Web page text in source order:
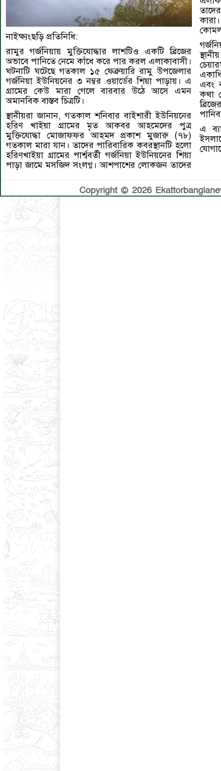
নাইক্ষ্যংছড়ি প্রতিনিধি:
রামুর গর্জনিয়ায় মুক্তিযোদ্ধার লাশটিও একটি ব্রিজের
অভাবে পানিতে নেমে কাঁধে করে পার করল এলাকাবাসী।
ঘটনাটি ঘটেছে গতকাল ১৫ ফেব্রুয়ারি রামু উপজেলার
গর্জনিয়া ইউনিয়নের ৩ নম্বর ওয়ার্ডের শিয়া পাড়ায়। এ
গ্রামের কেউ মারা গেলে বারবার উঠে আসে এমন
অমানবিক বাস্তব চিত্রটি।
স্থানীয়রা জানান, গতকাল শনিবার বাইশারী ইউনিয়নের
হরিণ খাইয়া গ্রামের মৃত আকবর আহমেদের পুত্র
মুক্তিযোদ্ধা মোজাফফর আহমদ প্রকাশ মুজারু (৭৮)
গতকাল মারা যান। তাদের পারিবারিক কবরস্থানটি হলো
হরিণখাইয়া গ্রামের পার্শ্ববর্তী গর্জনিয়া ইউনিয়নের শিয়া
পাড়া জামে মসজিদ সংলগ্ন। আশপাশের লোকজন তাদের
এবং
কথা
এ
Copyright © 2026